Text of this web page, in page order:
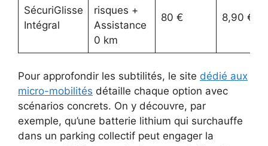
SécuriGlisse
Intégral
risques +
Assistance
0 km
80 € 8,90 €
Pour approfondir les subtilités, le site dédié aux
micro-mobilités détaille chaque option avec
scénarios concrets. On y découvre, par
exemple, qu’une batterie lithium qui surchauffe
dans un parking collectif peut engager la